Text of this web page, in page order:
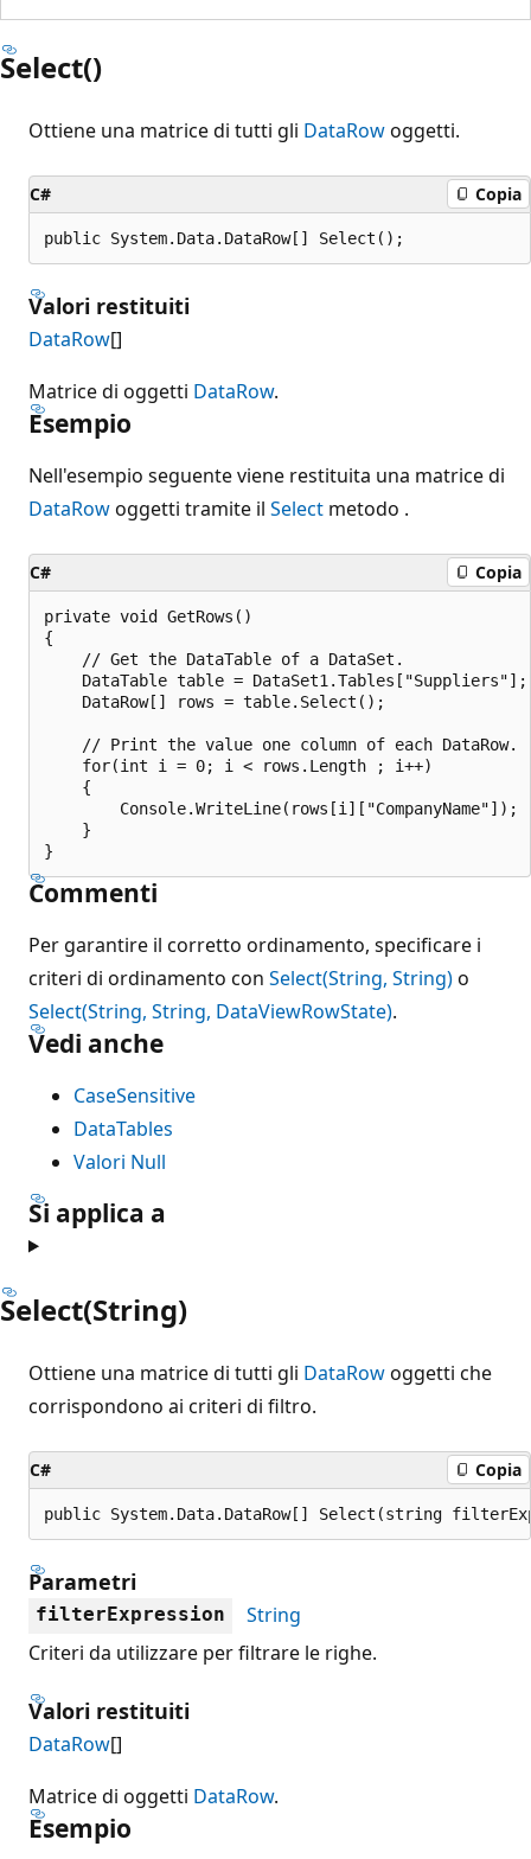
Select()
Ottiene una matrice di tutti gli DataRowoggetti.
C# Copia
public System.Data.DataRow[] Select();
Valori restituiti
DataRow[]
Matrice di oggetti DataRow.
Esempio
Nell'esempio seguente viene restituita una matrice di
DataRowoggetti tramite il Select metodo .
C# Copia
private void GetRows()
{
    // Get the DataTable of a DataSet.
    DataTable table = DataSet1.Tables["Suppliers"];
    DataRow[] rows = table.Select();
    // Print the value one column of each DataRow.
    for(int i = 0; i < rows.Length ; i++)
    {
        Console.WriteLine(rows[i]["CompanyName"]);
    }
Commenti
Per garantire il corretto ordinamento, specificare i
criteri di ordinamento con Select(String, String)o
Select(String, String, DataViewRowState).
Vedi anche
CaseSensitive
DataTables
Valori Null
Si applica a
Select(String)
Ottiene una matrice di tutti gli DataRowoggetti che
corrispondono ai criteri di filtro.
C# Copia
public System.Data.DataRow[] Select(string
Parametri
filterExpression
String
Criteri da utilizzare per filtrare le righe.
Valori restituiti
DataRow[]
Matrice di oggetti DataRow.
Esempio